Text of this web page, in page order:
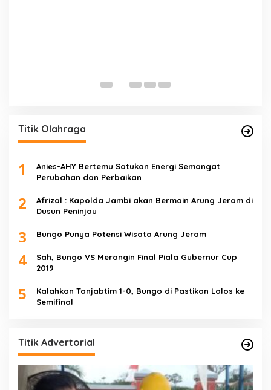
Titik Olahraga
1
Anies-AHY Bertemu Satukan Energi Semangat
Perubahan dan Perbaikan
2
Afrizal : Kapolda Jambi akan Bermain Arung Jeram di
Dusun Peninjau
3 Bungo Punya Potensi Wisata Arung Jeram
4
Sah, Bungo VS Merangin Final Piala Gubernur Cup
2019
5
Kalahkan Tanjabtim 1-0, Bungo di Pastikan Lolos ke
Semifinal
Titik Advertorial